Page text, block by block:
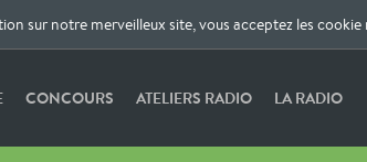
sur notre merveilleux site, vous acceptez les
CONCOURS ATELIERS RADIO LA RADIO